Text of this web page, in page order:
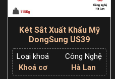
Két Sắt Xuất Khẩu Mỹ
DongSung US39
Loại khoá
Khoá cơ
Công Nghệ
Hà Lan